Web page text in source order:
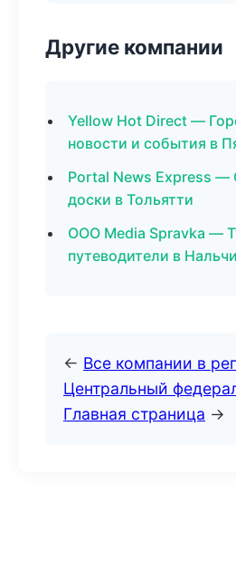
Другие компании
Yellow Hot Direct —
новости и события в
Portal News Express —
доски в Тольятти
ООО Media Spravka —
путеводители в
← Все компании в
Центральный
Главная страница →